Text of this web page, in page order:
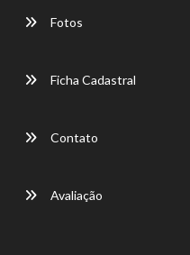
Fotos
Ficha Cadastral
Contato
Avaliação